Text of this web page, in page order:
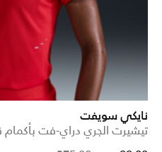
نايكي سويفت
تيشيرت الجري دراي-فت بأكمام